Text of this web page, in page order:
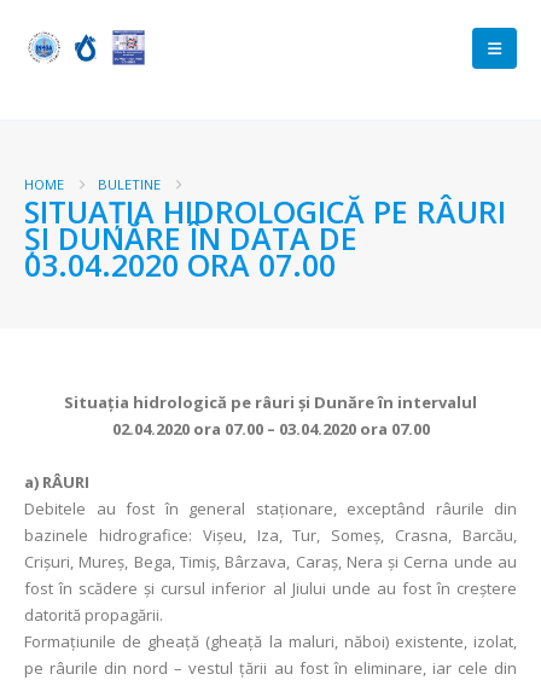
HOME BULETINE
SITUAŢIA HIDROLOGICĂ PE RÂURI
ŞI DUNĂRE ÎN DATA DE
03.04.2020 ORA 07.00
Situaţia hidrologică pe râuri şi Dunăre în intervalul
02.04.2020 ora 07.00 – 03.04.2020 ora 07.00
a) RÂURI
Debitele au fost în general staționare, exceptând râurile din
bazinele hidrografice: Vișeu, Iza, Tur, Someș, Crasna, Barcău,
Crișuri, Mureș, Bega, Timiș, Bârzava, Caraș, Nera și Cerna unde au
fost în scădere și cursul inferior al Jiului unde au fost în creștere
datorită propagării.
Formațiunile de gheață (gheață la maluri, năboi) existente, izolat,
pe râurile din nord – vestul țării au fost în eliminare, iar cele din